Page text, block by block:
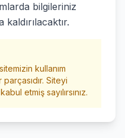
bilgileriniz
kullanım
parçasıdır. Siteyi
etmiş sayılırsınız.